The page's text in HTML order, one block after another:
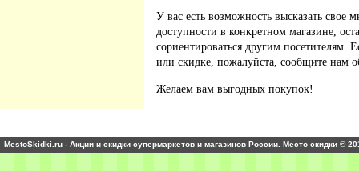
У вас есть возможность высказать свое
доступности в конкретном магазине,
сориентироваться другим
или скидке, пожалуйста, сообщите нам
Желаем вам выгодных покупок!
MestoSkidki.ru - Акции и скидки супермаркетов и магазинов России. Место скидки ©